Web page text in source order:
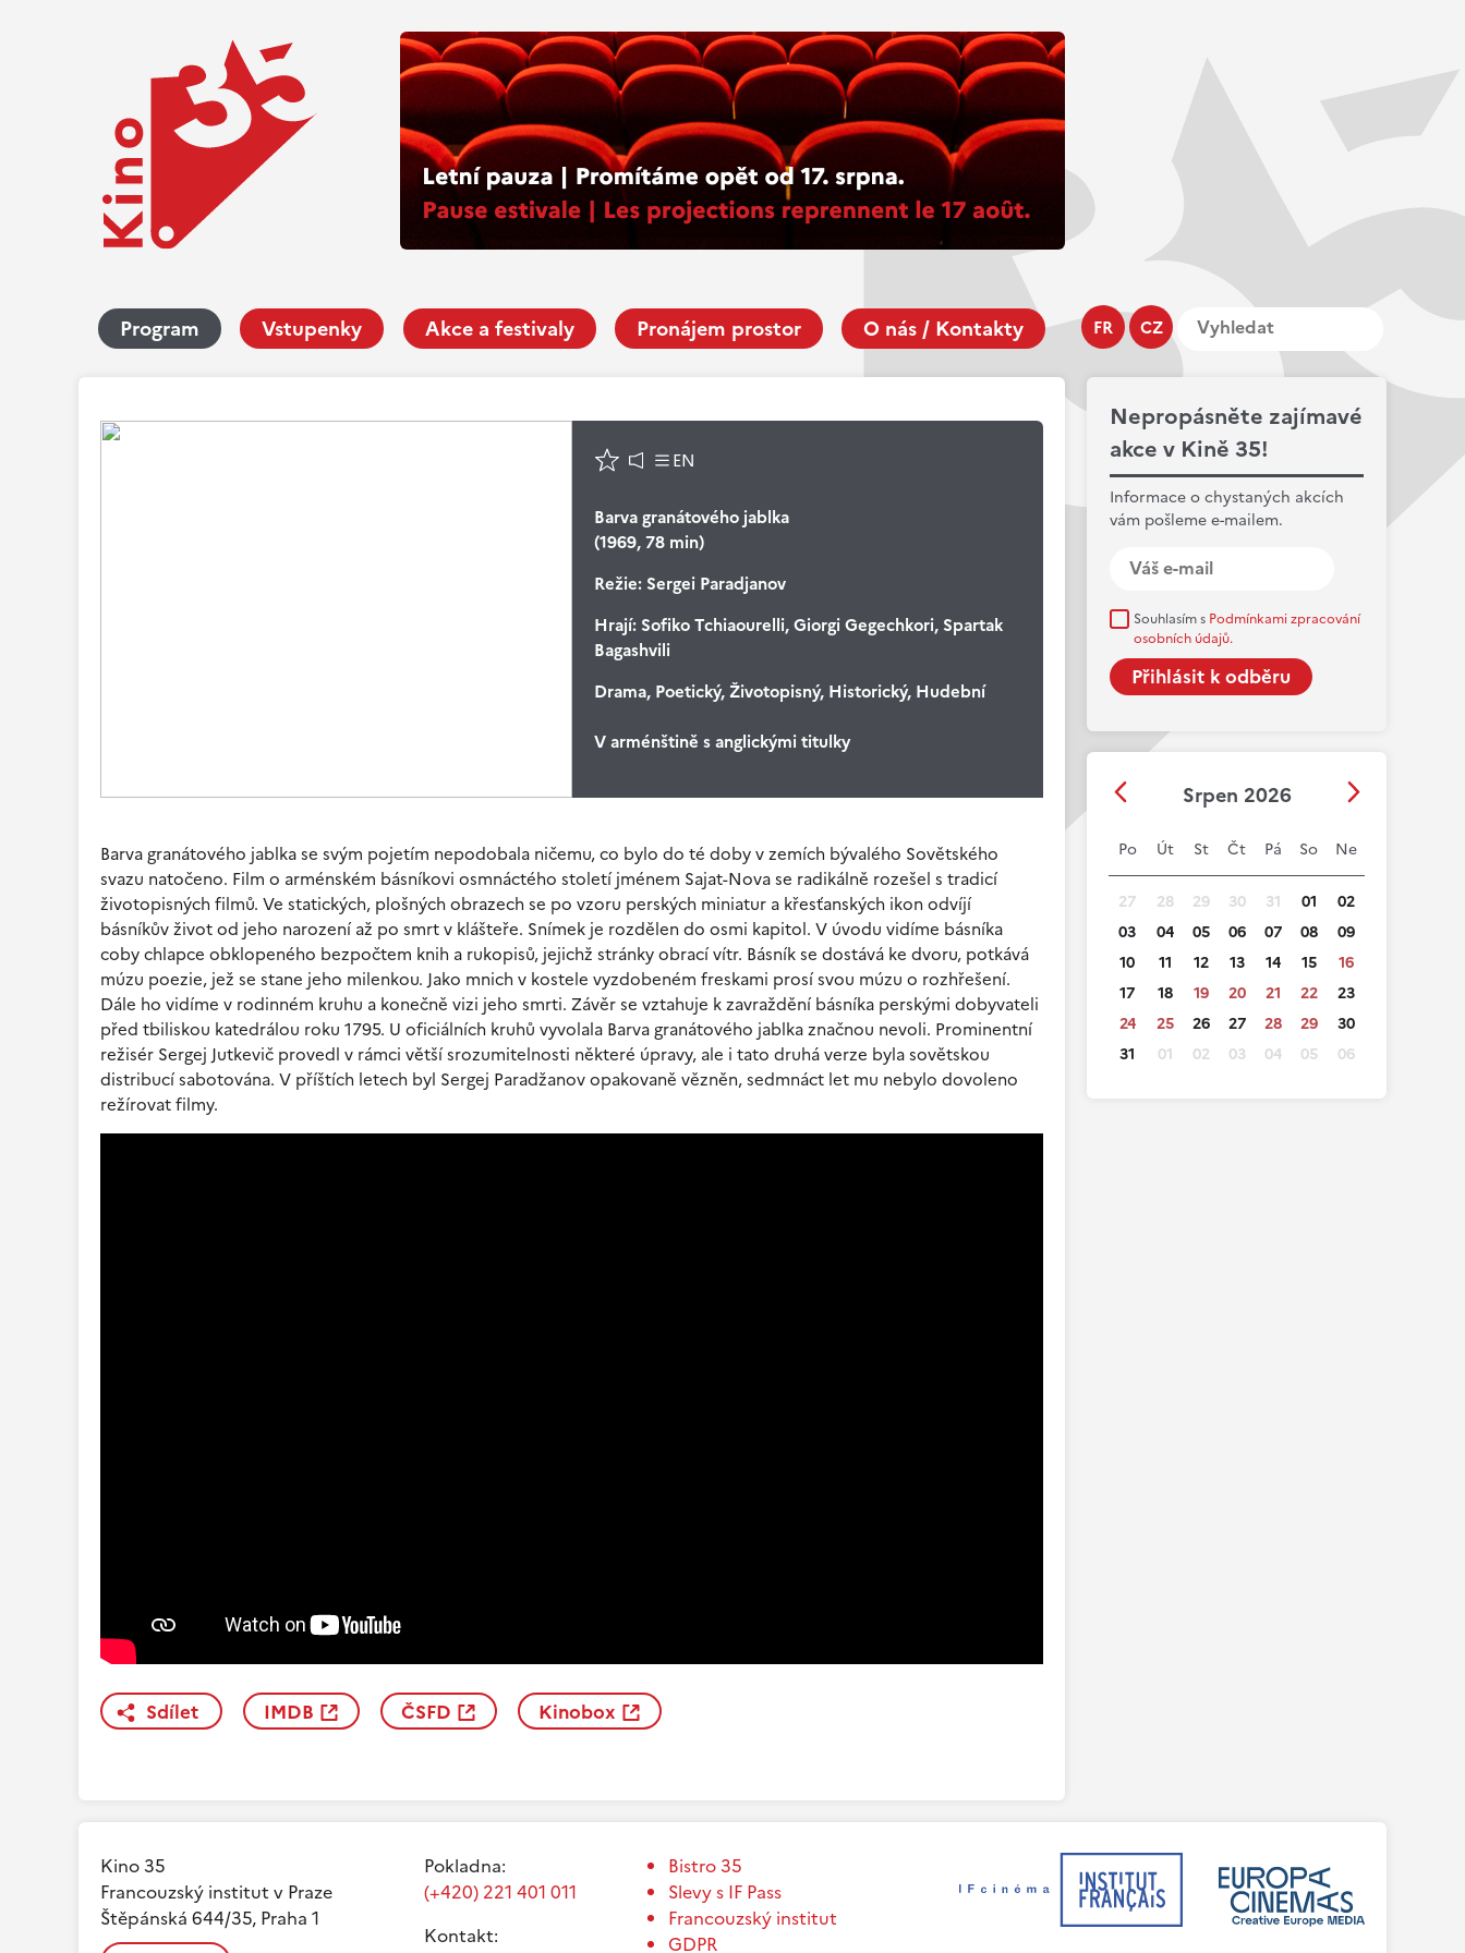
FR CZ
Program Vstupenky Akce a festivaly Pronájem prostor O nás / Kontakty
Nepropásněte zajímavé
akce v Kině 35!
Informace o chystaných akcích
vám pošleme e-mailem.
Souhlasím s Podmínkami zpracování
osobních údajů.
Srpen 2026
Po Út St Čt Pá So Ne
27 28 29 30 31 01
02
03
04 05 06 07 08
09
10
11 12 13 14 15
16
17
18 19 20 21 22
23
24
25 26 27 28 29
30
31
01 02 03 04 05 06
EN
Barva granátového jablka
(1969, 78 min)
Režie:Sergei Paradjanov
Hrají:Sofiko Tchiaourelli, Giorgi Gegechkori, Spartak
Bagashvili
Drama, Poetický, Životopisný, Historický, Hudební
V arménštině s anglickými titulky
Barva granátového jablka se svým pojetím nepodobala ničemu, co bylo do té doby v zemích bývalého Sovětského
svazu natočeno. Film o arménském básníkovi osmnáctého století jménem Sajat-Nova se radikálně rozešel s tradicí
životopisných filmů. Ve statických, plošných obrazech se po vzoru perských miniatur a křesťanských ikon odvíjí
básníkův život od jeho narození až po smrt v klášteře. Snímek je rozdělen do osmi kapitol. V úvodu vidíme básníka
coby chlapce obklopeného bezpočtem knih a rukopisů, jejichž stránky obrací vítr. Básník se dostává ke dvoru, potkává
múzu poezie, jež se stane jeho milenkou. Jako mnich v kostele vyzdobeném freskami prosí svou múzu o rozhřešení.
Dále ho vidíme v rodinném kruhu a konečně vizi jeho smrti. Závěr se vztahuje k zavraždění básníka perskými dobyvateli
před tbiliskou katedrálou roku 1795. U oficiálních kruhů vyvolala Barva granátového jablka značnou nevoli. Prominentní
režisér Sergej Jutkevič provedl v rámci větší srozumitelnosti některé úpravy, ale i tato druhá verze byla sovětskou
distribucí sabotována. V příštích letech byl Sergej Paradžanov opakovaně vězněn, sedmnáct let mu nebylo dovoleno
režírovat filmy.
Sdílet IMDB ČSFD Kinobox
Kino 35
Francouzský institut v Praze
Štěpánská 644/35, Praha 1
Pokladna:
(+420) 221 401 011
Kontakt:
Bistro 35
Slevy s IF Pass
Francouzský institut
GDPR